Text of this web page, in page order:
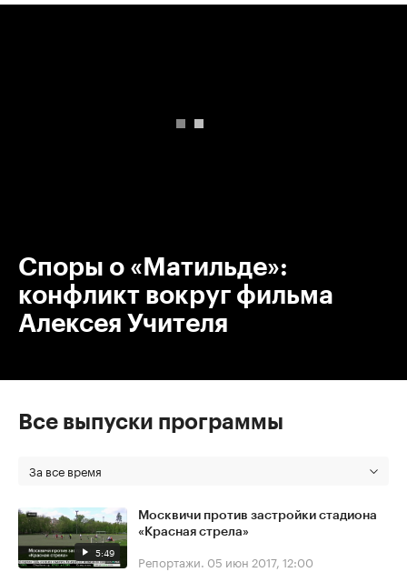
Споры о «Матильде»:
конфликт вокруг фильма
Алексея Учителя
Все выпуски программы
За все время
5:49
Москвичи против застройки стадиона
«Красная стрела»
Репортажи. 05 июн 2017, 12:00